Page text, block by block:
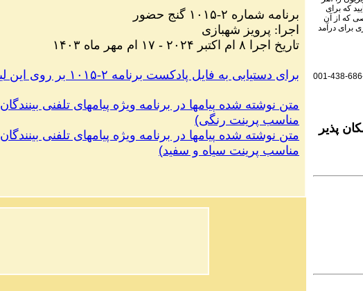
برنامه شماره ۲ -۱۰۱۵
گنج حضور
اجرا: پرویز شهبازی
۱۴۰۳ تاریخ اجرا ۸ ام اکتبر ۲۰۲۴ - ۱۷ ام مهر ماه
.برای دستیابی به فایل پادکست برنامه ۲-۱۰۱۵ بر روی این لینک کلیک کنید
متن نوشته شده پیامها در برنامه ویژه پیامهای تلفنی بینندگان
مناسب پرینت رنگی)
متن نوشته شده پیامها در برنامه ویژه پیامهای تلفنی بینندگان
مناسب پرینت سیاه و سفید)
که برای
که از آن
برای درآمد
001-438-
پذیر